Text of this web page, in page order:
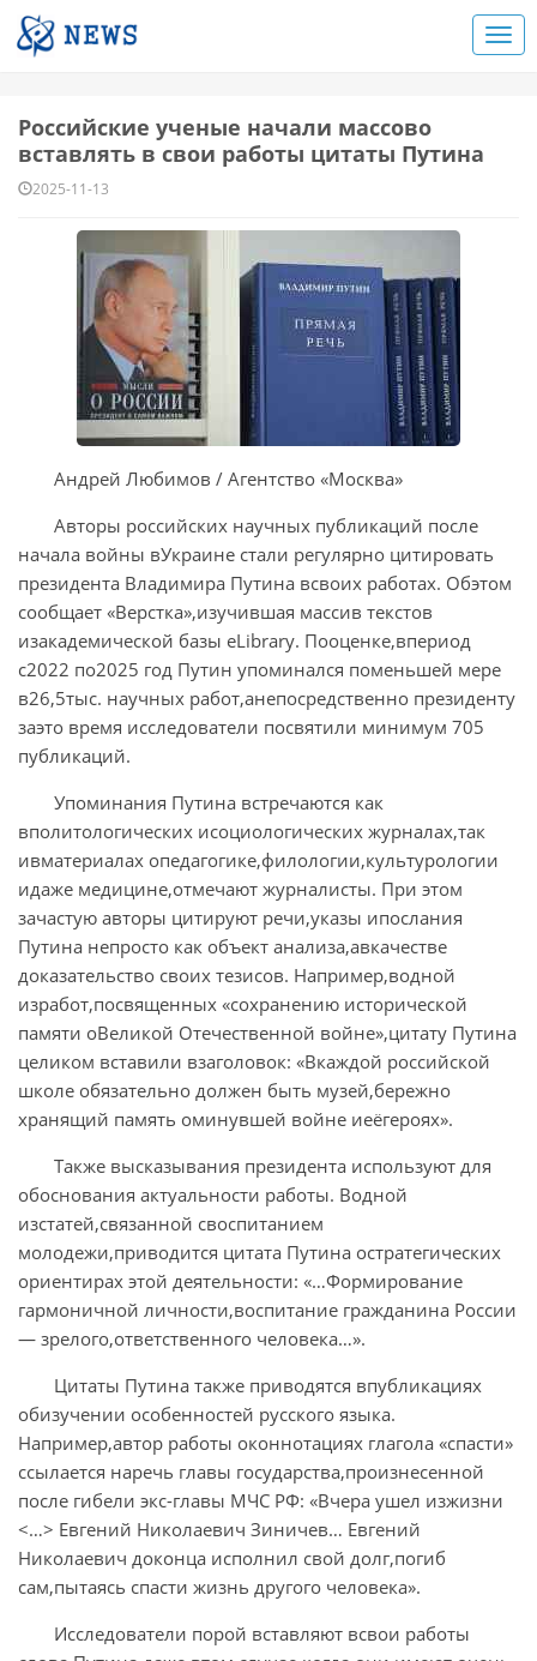
Российские ученые начали массово
вставлять в свои работы цитаты Путина
2025-11-13
Андрей Любимов / Агентство «Москва»
Авторы российских научных публикаций после
начала войны вУкраине стали регулярно цитировать
президента Владимира Путина всвоих работах. Обэтом
сообщает «Верстка»,изучившая массив текстов
изакадемической базы eLibrary. Пооценке,впериод
с2022 по2025 год Путин упоминался поменьшей мере
в26,5тыс. научных работ,анепосредственно президенту
заэто время исследователи посвятили минимум 705
публикаций.
Упоминания Путина встречаются как
вполитологических исоциологических журналах,так
ивматериалах опедагогике,филологии,культурологии
идаже медицине,отмечают журналисты. При этом
зачастую авторы цитируют речи,указы ипослания
Путина непросто как объект анализа,авкачестве
доказательство своих тезисов. Например,водной
изработ,посвященных «сохранению исторической
памяти оВеликой Отечественной войне»,цитату Путина
целиком вставили взаголовок: «Вкаждой российской
школе обязательно должен быть музей,бережно
хранящий память оминувшей войне иеёгероях».
Также высказывания президента используют для
обоснования актуальности работы. Водной
изстатей,связанной своспитанием
молодежи,приводится цитата Путина остратегических
ориентирах этой деятельности: «…Формирование
гармоничной личности,воспитание гражданина России
— зрелого,ответственного человека…».
Цитаты Путина также приводятся впубликациях
обизучении особенностей русского языка.
Например,автор работы оконнотациях глагола «спасти»
ссылается наречь главы государства,произнесенной
после гибели экс-главы МЧС РФ: «Вчера ушел изжизни
<…> Евгений Николаевич Зиничев… Евгений
Николаевич доконца исполнил свой долг,погиб
сам,пытаясь спасти жизнь другого человека».
Исследователи порой вставляют всвои работы